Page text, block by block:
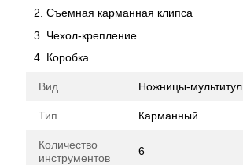
Съемная карманная клипса
Чехол-крепление
Коробка
Вид Ножницы-мультитул
Тип Карманный
Количество
инструментов
6